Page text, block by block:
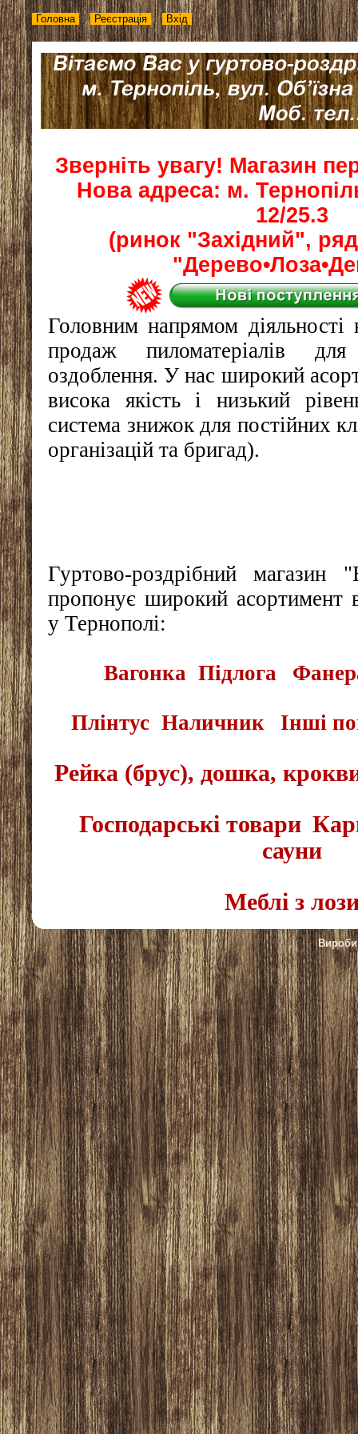
Головна Реєстрація Вхід
Зверніть увагу! Магазин
Нова адреса: м.
12/25.3
(ринок "Західний",
Головним напрямом
продаж пиломатеріалів
оздоблення. У нас широкий
висока якість і низький
система знижок для постійних
організацій та бригад).
Гуртово-роздрібний магазин
пропонує широкий асортимент
у Тернополі:
Вагонка Підлога
Плінтус Наличник Інші
Рейка (брус), дошка,
Господарські товари
сауни
Меблі з
Вироби